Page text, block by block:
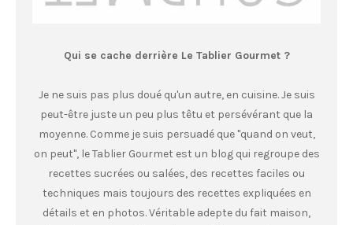
Qui se cache derrière Le Tablier Gourmet ?
Je ne suis pas plus doué qu'un autre, en cuisine. Je suis
peut-être juste un peu plus têtu et persévérant que la
moyenne. Comme je suis persuadé que "quand on veut,
on peut", le Tablier Gourmet est un blog qui regroupe des
recettes sucrées ou salées, des recettes faciles ou
techniques mais toujours des recettes expliquées en
détails et en photos. Véritable adepte du fait maison,